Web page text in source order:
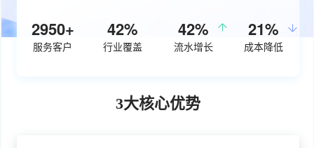
3760+
服务客户
56%
行业覆盖
50%
流水增长
28%
成本降低
3大核心优势